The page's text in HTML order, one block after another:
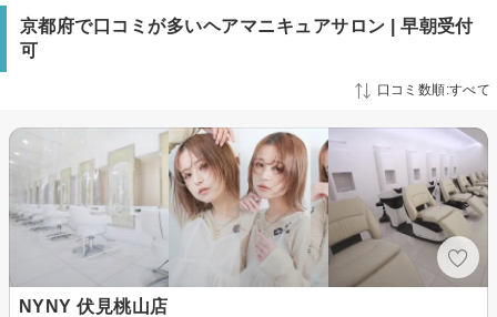
京都府で口コミが多いヘアマニキュアサロン | 早朝受付
可
口コミ数順:すべて
NYNY 伏見桃山店